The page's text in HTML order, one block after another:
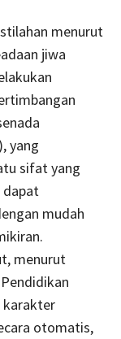
menurut
jiwa
yang
sifat yang
dapat
mudah
menurut
karakter
otomatis,